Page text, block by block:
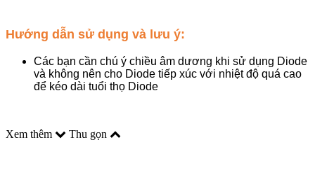
Hướng dẫn sử dụng và lưu ý:
Các bạn cần chú ý chiều âm dương khi sử dụng Diode
và không nên cho Diode tiếp xúc với nhiệt độ quá cao
để kéo dài tuổi thọ Diode
Xem thêm Thu gọn